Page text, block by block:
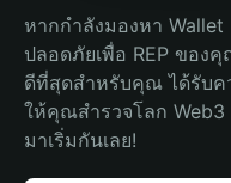
หากกำลังมองหา
ปลอดภัยเพื่อ REP ของ
ดีที่สุดสำหรับคุณ ได้รับค
ให้คุณสำรวจโลก Web3
มาเริ่มกันเลย!